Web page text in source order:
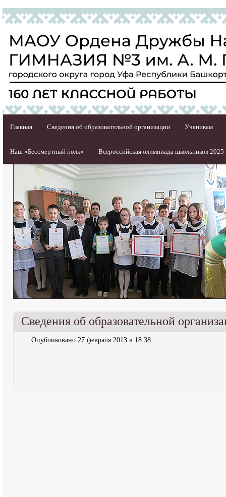
Главная Сведения об образовательной организации Ученикам
Наш «Бессмертный полк» Всероссийская олимпиада школьников
Сведения об образовательной
Опубликовано 27 февраля 2013 в 18:38